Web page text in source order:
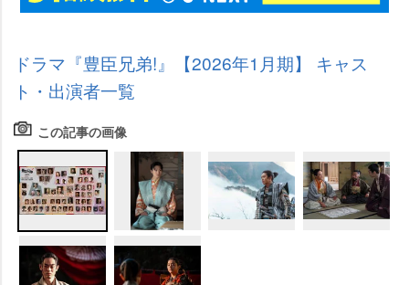
ドラマ『豊臣兄弟!』【2026年1月期】 キャス
ト・出演者一覧
この記事の画像